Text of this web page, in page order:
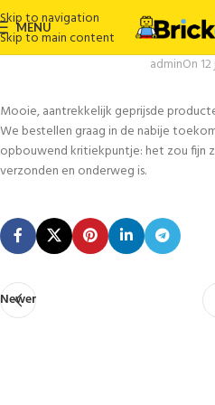
Skip to navigation
Skip to main content
MENU
adminOn
Mooie, aantrekkelijk geprijsde
We bestellen graag in de nabije
opbouwend kritiekpuntje: het zou fijn
verzonden en onderweg is.
Newer